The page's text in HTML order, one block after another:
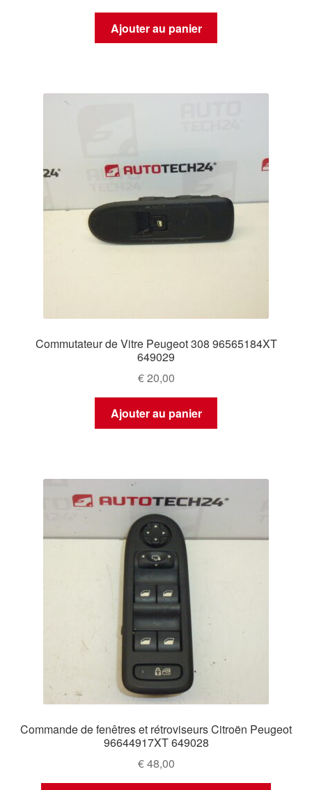
Ajouter au panier
Commutateur de Vitre Peugeot 308 96565184XT
649029
€20,00
Ajouter au panier
Commande de fenêtres et rétroviseurs Citroën Peugeot
96644917XT 649028
€48,00